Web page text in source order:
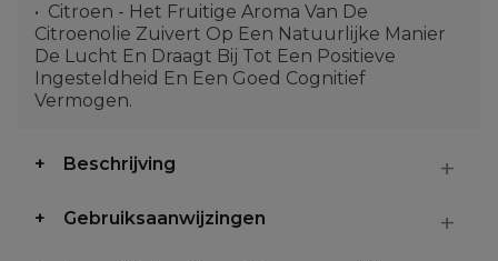
Citroen - Het Fruitige Aroma Van De
Citroenolie Zuivert Op Een Natuurlijke Manier
De Lucht En Draagt Bij Tot Een Positieve
Ingesteldheid En Een Goed Cognitief
Vermogen.
Beschrijving
Gebruiksaanwijzingen